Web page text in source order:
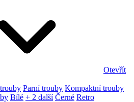
Otevřít
Parní trouby Kompaktní trouby
Bílé + 2 další Černé Retro